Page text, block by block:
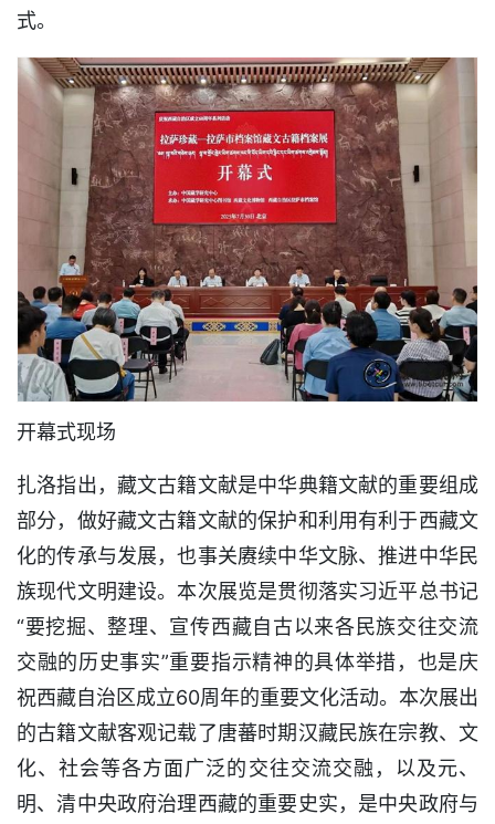
式。
开幕式现场
扎洛指出，藏文古籍文献是中华典籍文献的重要组成
部分，做好藏文古籍文献的保护和利用有利于西藏文
化的传承与发展，也事关赓续中华文脉、推进中华民
族现代文明建设。本次展览是贯彻落实习近平总书记
“要挖掘、整理、宣传西藏自古以来各民族交往交流
交融的历史事实”重要指示精神的具体举措，也是庆
祝西藏自治区成立60周年的重要文化活动。本次展出
的古籍文献客观记载了唐蕃时期汉藏民族在宗教、文
化、社会等各方面广泛的交往交流交融，以及元、
明、清中央政府治理西藏的重要史实，是中央政府与